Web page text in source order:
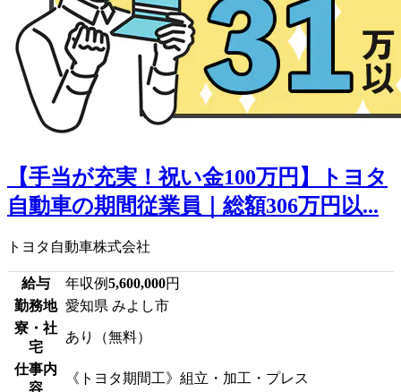
【手当が充実！祝い金100万円】トヨタ
自動車の期間従業員｜総額306万円以...
トヨタ自動車株式会社
給与 年収例5,600,000円
勤務地 愛知県 みよし市
寮・社
宅
あり（無料）
仕事内
容
《トヨタ期間工》組立・加工・プレス